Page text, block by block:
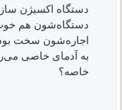
دستگاه اکسیژن
دستگاه‌شون هم
اجاره‌شون سخت
به آدمای خاصی
خاصه؟